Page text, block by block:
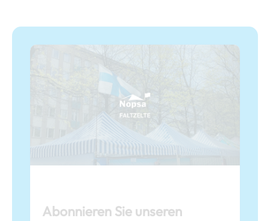
Abonnieren Sie unseren